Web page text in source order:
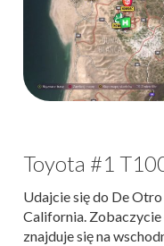
Toyota #1
Udajcie się do De
California. Zobaczycie
znajduje się na